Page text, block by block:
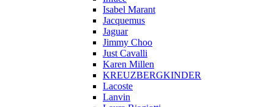
Isabel Marant
Jacquemus
Jaguar
Jimmy Choo
Just Cavalli
Karen Millen
KREUZBERGKINDER
Lacoste
Lanvin